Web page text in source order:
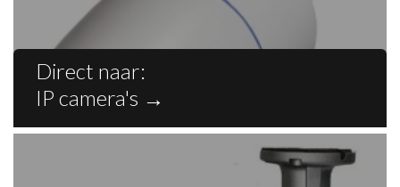
Direct naar:
IP camera's →